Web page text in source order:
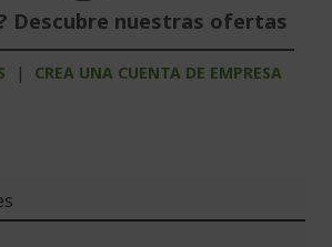
Descubre nuestras ofertas
| CREA UNA CUENTA DE EMPRESA